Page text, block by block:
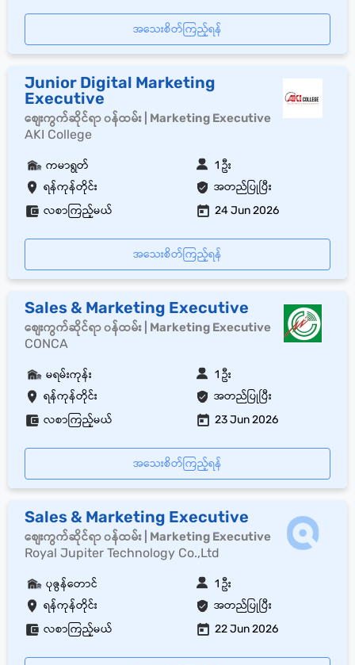
အသေးစိတ်ကြည့်ရန်
Junior Digital Marketing
Executive
စျေးကွက်ဆိုင်ရာ ၀န်ထမ်း | Marketing Executive
AKI College
ရန်ကုန်တိုင်း အတည်ပြုပြီး
ကမာရွတ် 1 ဦး
လစာကြည့်မယ် 24 Jun 2026
အသေးစိတ်ကြည့်ရန်
Sales & Marketing Executive
စျေးကွက်ဆိုင်ရာ ၀န်ထမ်း | Marketing Executive
CONCA
ရန်ကုန်တိုင်း အတည်ပြုပြီး
မရမ်းကုန်း 1 ဦး
လစာကြည့်မယ် 23 Jun 2026
အသေးစိတ်ကြည့်ရန်
Sales & Marketing Executive
စျေးကွက်ဆိုင်ရာ ၀န်ထမ်း | Marketing Executive
Royal Jupiter Technology Co.,Ltd
ရန်ကုန်တိုင်း အတည်ပြုပြီး
ပုဇွန်တောင် 1 ဦး
လစာကြည့်မယ် 22 Jun 2026